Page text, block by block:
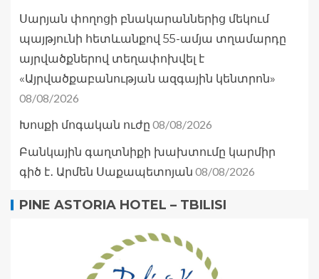
Սարյան փողոցի բնակարաններից մեկում
պայթյունի հետևանքով 55-ամյա տղամարդը
այրվածքներով տեղափոխվել է
«Այրվածքաբանության ազգային կենտրոն»
08/08/2026
Խոսքի մոգական ուժը 08/08/2026
Բանկային գաղտնիքի խախտումը կարմիր
գիծ է․ Արմեն Սաքապետոյան 08/08/2026
PINE ASTORIA HOTEL – TBILISI